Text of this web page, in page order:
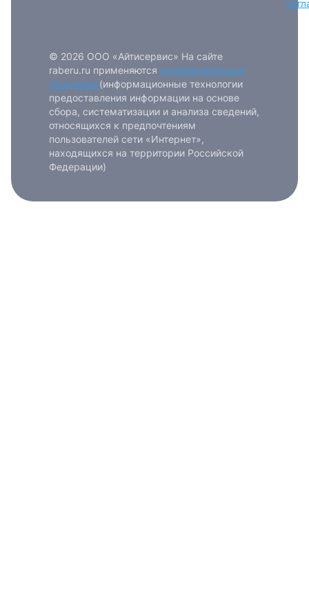
© 2026 ООО «Айтисервис» На сайте
raberu.ru применяются рекомендательные
технологии (информационные технологии
предоставления информации на основе
сбора, систематизации и анализа сведений,
относящихся к предпочтениям
пользователей сети «Интернет»,
находящихся на территории Российской
Федерации)